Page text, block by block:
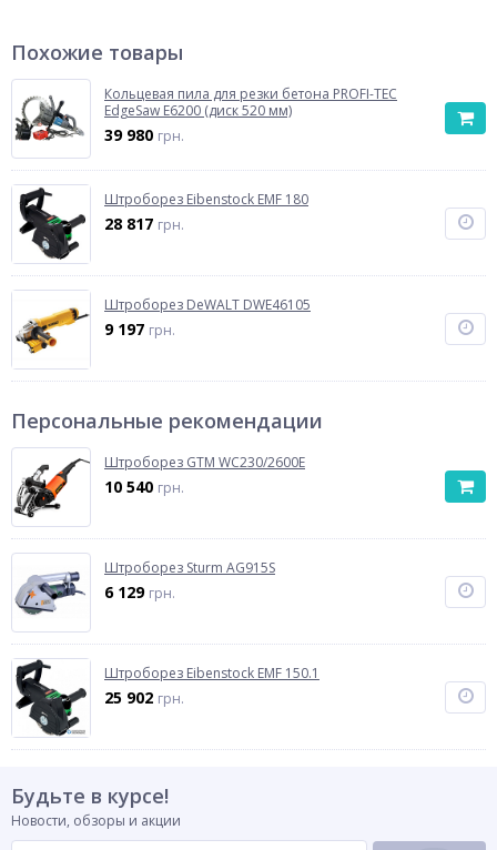
Похожие товары
Кольцевая пила для резки бетона PROFI-TEC
EdgeSaw E6200 (диск 520 мм)
39 980 грн.
Штроборез Eibenstock EMF 180
28 817 грн.
Штроборез DeWALT DWE46105
9 197 грн.
Персональные рекомендации
Штроборез GTM WC230/2600E
10 540 грн.
Штроборез Sturm AG915S
6 129 грн.
Штроборез Eibenstock EMF 150.1
25 902 грн.
Будьте в курсе!
Новости, обзоры и акции